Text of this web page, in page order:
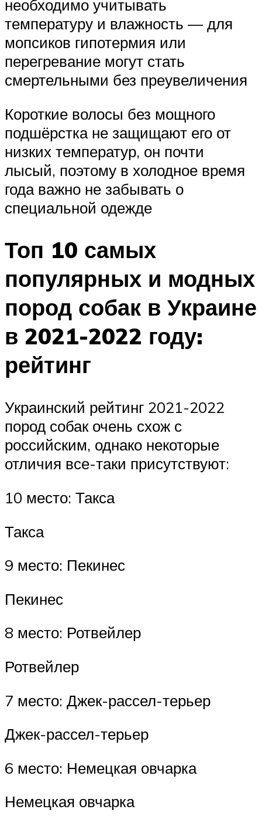
необходимо учитывать
температуру и влажность — для
мопсиков гипотермия или
перегревание могут стать
смертельными без преувеличения
Короткие волосы без мощного
подшёрстка не защищают его от
низких температур, он почти
лысый, поэтому в холодное время
года важно не забывать о
специальной одежде
Топ 10 самых
популярных и модных
пород собак в Украине
в 2021-2022 году:
рейтинг
Украинский рейтинг 2021-2022
пород собак очень схож с
российским, однако некоторые
отличия все-таки присутствуют:
10 место: Такса
Такса
9 место: Пекинес
Пекинес
8 место: Ротвейлер
Ротвейлер
7 место: Джек-рассел-терьер
Джек-рассел-терьер
6 место: Немецкая овчарка
Немецкая овчарка